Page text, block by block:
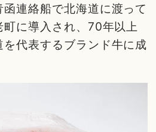
連絡船で北海道に渡って
に導入され、70年以上
代表するブランド牛に成